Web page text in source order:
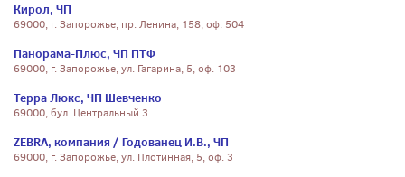
Кирол, ЧП
69000, г. Запорожье, пр. Ленина, 158, оф. 504
Панорама-Плюс, ЧП ПТФ
69000, г. Запорожье, ул. Гагарина, 5, оф. 103
Терра Люкс, ЧП Шевченко
69000, бул. Центральный 3
ZEBRA, компания / Годованец И.В., ЧП
69000, г. Запорожье, ул. Плотинная, 5, оф. 3